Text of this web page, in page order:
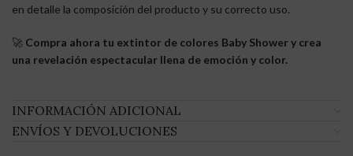
en detalle la composición del producto y su correcto uso.
🚀 Compra ahora tu extintor de colores Baby Shower y crea
una revelación espectacular llena de emoción y color.
INFORMACIÓN ADICIONAL
ENVÍOS Y DEVOLUCIONES